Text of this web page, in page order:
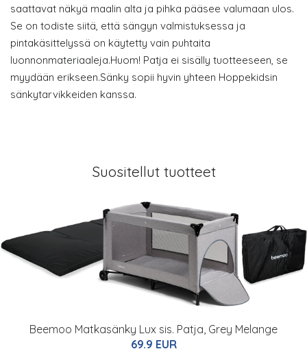
saattavat näkyä maalin alta ja pihka pääsee valumaan ulos.
Se on todiste siitä, että sängyn valmistuksessa ja
pintakäsittelyssä on käytetty vain puhtaita
luonnonmateriaaleja.Huom! Patja ei sisälly tuotteeseen, se
myydään erikseen.Sänky sopii hyvin yhteen Hoppekidsin
sänkytarvikkeiden kanssa.
Suositellut tuotteet
Beemoo Matkasänky Lux sis. Patja, Grey Melange
69.9 EUR